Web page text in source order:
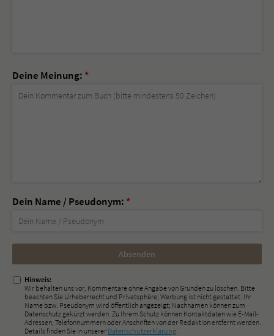
Deine Meinung: *
Dein Name / Pseudonym: *
Nicht
ausfüllen!
Hinweis:
Wir behalten uns vor, Kommentare ohne Angabe von Gründen zu löschen. Bitte
beachten Sie Urheberrecht und Privatsphäre; Werbung ist nicht gestattet. Ihr
Name bzw. Pseudonym wird öffentlich angezeigt; Nachnamen können zum
Datenschutz gekürzt werden. Zu Ihrem Schutz können Kontaktdaten wie E-Mail-
Adressen, Telefonnummern oder Anschriften von der Redaktion entfernt werden.
Details finden Sie in unserer Datenschutzerklärung